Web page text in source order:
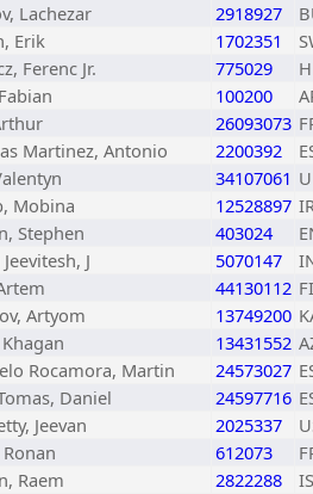
Lachezar 2918927
Erik 1702351
Ferenc Jr. 775029
100200
26093073
Martinez, Antonio 2200392
34107061
Mobina 12528897
Stephen 403024
J 5070147
44130112
Artyom 13749200
13431552
Rocamora, Martin 24573027
Daniel 24597716
Jeevan 2025337
612073
Raem 2822288